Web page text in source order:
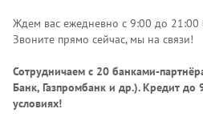
Ждем вас ежедневно с 9:00 до 21:00
Звоните прямо сейчас, мы на связи!
Сотрудничаем с 20 банками-
Банк, Газпромбанк и др.). Кредит до
условиях!